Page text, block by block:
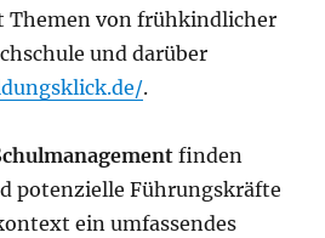
Themen von frühkindlicher
und darüber
.
finden
potenzielle Führungs­kräfte
ein umfassendes